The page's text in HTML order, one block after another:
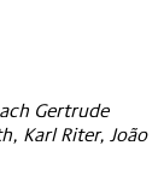
Gertrude
Karl Riter, João